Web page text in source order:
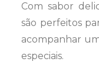
Com sabor
são perfeitos
acompanhar
especiais.